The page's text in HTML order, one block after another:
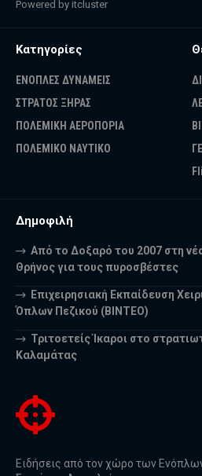
Powered by itcluster
Κατηγορίες
ΕΝΟΠΛΕΣ ΔΥΝΑΜΕΙΣ
ΣΤΡΑΤΟΣ ΞΗΡΑΣ
ΠΟΛΕΜΙΚΗ ΑΕΡΟΠΟΡΙΑ
ΠΟΛΕΜΙΚΟ ΝΑΥΤΙΚΟ
Δημοφιλή
Από το Δοξαρό του 2007 στη
Θρήνος για τους πυροσβέστες
Επιχειρησιακή Εκπαίδευση
Όπλων Πεζικού (ΒΙΝΤΕΟ)
Τριτοετείς Ίκαροι στο
Καλαμάτας
Ειδήσεις από τον χώρο των